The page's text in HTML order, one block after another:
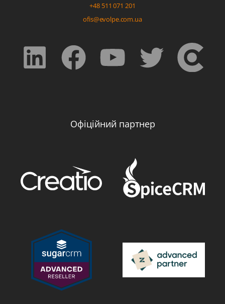
+48 511 071 201
ofis@evolpe.com.ua
Офіційний партнер